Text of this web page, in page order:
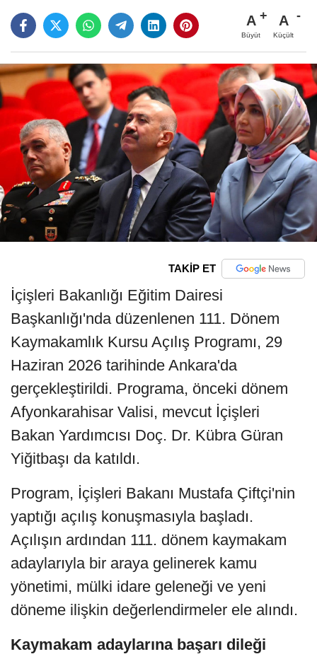
A
Büyüt
A
Küçült
TAKİP ET
İçişleri Bakanlığı Eğitim Dairesi
Başkanlığı'nda düzenlenen 111. Dönem
Kaymakamlık Kursu Açılış Programı, 29
Haziran 2026 tarihinde Ankara'da
gerçekleştirildi. Programa, önceki dönem
Afyonkarahisar Valisi, mevcut İçişleri
Bakan Yardımcısı Doç. Dr. Kübra Güran
Yiğitbaşı da katıldı.
Program, İçişleri Bakanı Mustafa Çiftçi'nin
yaptığı açılış konuşmasıyla başladı.
Açılışın ardından 111. dönem kaymakam
adaylarıyla bir araya gelinerek kamu
yönetimi, mülki idare geleneği ve yeni
döneme ilişkin değerlendirmeler ele alındı.
Kaymakam adaylarına başarı dileği